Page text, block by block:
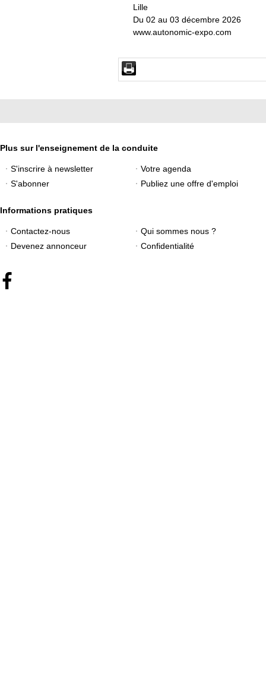
Lille
Du 02 au 03 décembre 2026
www.autonomic-expo.com
Plus sur l'enseignement de la conduite
S'inscrire à newsletter
Votre agenda
S'abonner
Publiez une offre d'emploi
Informations pratiques
Contactez-nous
Qui sommes nous ?
Devenez annonceur
Confidentialité